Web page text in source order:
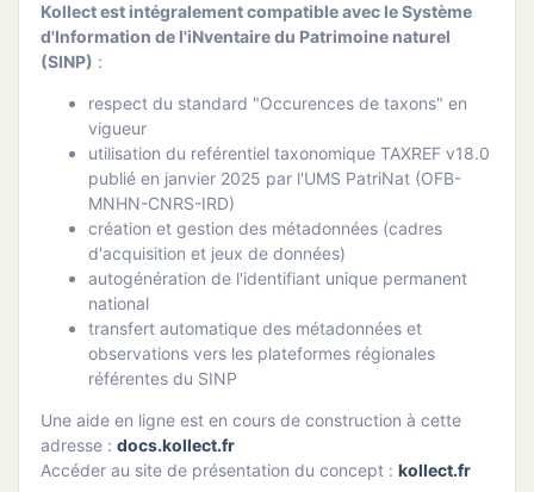
Kollect est intégralement compatible avec le Système
d'Information de l'iNventaire du Patrimoine naturel
(SINP) :
respect du standard "Occurences de taxons" en
vigueur
utilisation du reférentiel taxonomique TAXREF v18.0
publié en janvier 2025 par l'UMS PatriNat (OFB-
MNHN-CNRS-IRD)
création et gestion des métadonnées (cadres
d'acquisition et jeux de données)
autogénération de l'identifiant unique permanent
national
transfert automatique des métadonnées et
observations vers les plateformes régionales
référentes du SINP
Une aide en ligne est en cours de construction à cette
adresse : docs.kollect.fr
Accéder au site de présentation du concept : kollect.fr